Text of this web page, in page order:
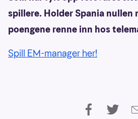
spillere. Holder Spania nullen
poengene renne inn hos
Spill EM-manager her!